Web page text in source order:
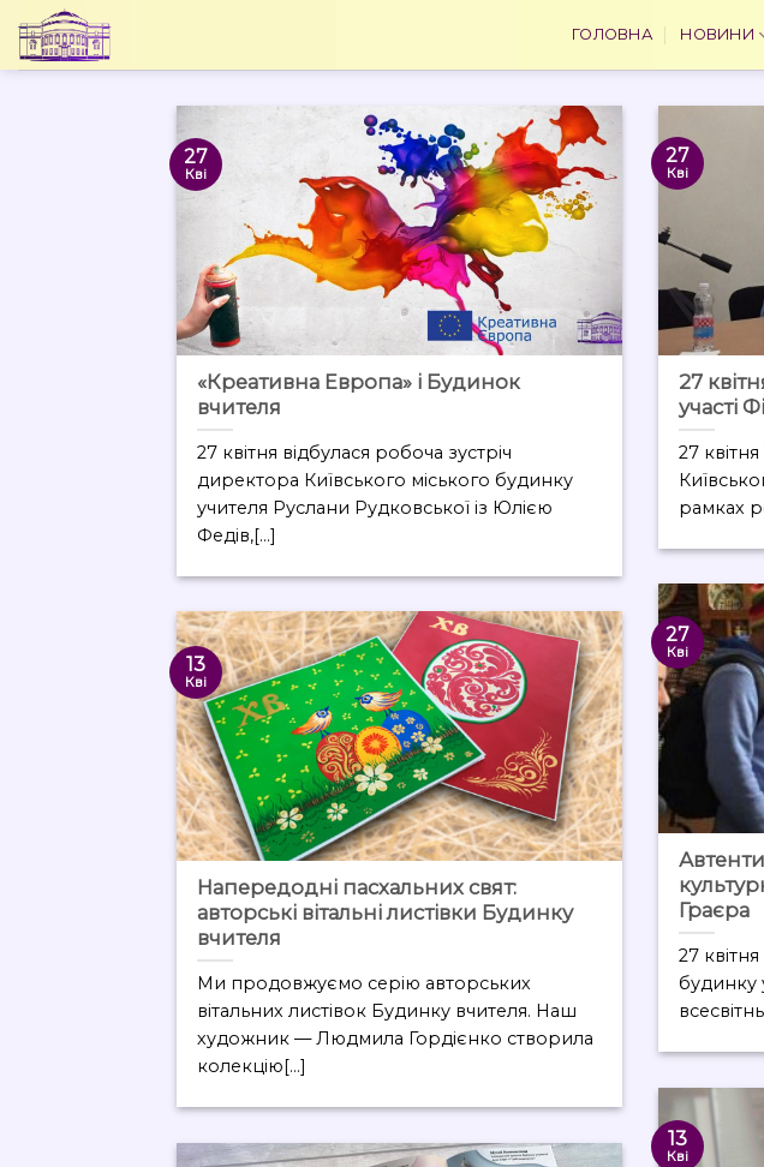
content
ГОЛОВНА НОВИНИ
«Креативна Европа» і Будинок
вчителя
27 квітня відбулася робоча зустріч
директора Київського міського будинку
учителя Руслани Рудковської із Юлією
Федів,[...]
27
Кві
27
участі
27
рамках
27
Кві
Граєра
27
будинку
27
Кві
Напередодні пасхальних свят:
авторські вітальні листівки Будинку
вчителя
Ми продовжуємо серію авторських
вітальних листівок Будинку вчителя. Наш
художник — Людмила Гордієнко створила
колекцію[...]
13
Кві
13
Кві